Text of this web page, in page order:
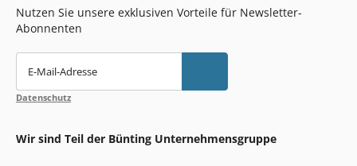
Nutzen Sie unsere exklusiven Vorteile für Newsletter-
Abonnenten
E-Mail-Adresse
Datenschutz
Wir sind Teil der Bünting Unternehmensgruppe